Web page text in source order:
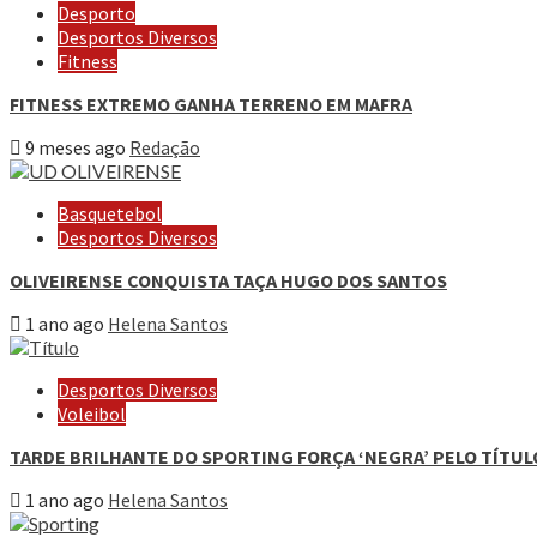
Desporto
Desportos Diversos
Fitness
FITNESS EXTREMO GANHA TERRENO EM MAFRA
9 meses ago Redação
Basquetebol
Desportos Diversos
OLIVEIRENSE CONQUISTA TAÇA HUGO DOS SANTOS
1 ano ago Helena Santos
Desportos Diversos
Voleibol
TARDE BRILHANTE DO SPORTING FORÇA ‘NEGRA’ PELO
1 ano ago Helena Santos